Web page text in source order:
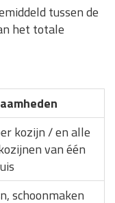
tussen de
het totale
kozijn / en alle
van één
schoonmaken